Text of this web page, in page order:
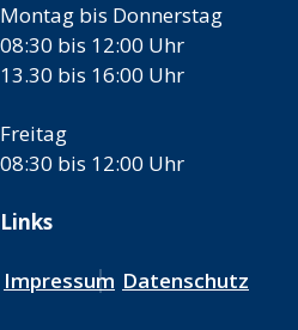
Montag bis Donnerstag
08:30 bis 12:00 Uhr
13.30 bis 16:00 Uhr
Freitag
08:30 bis 12:00 Uhr
Links
Impressum Datenschutz